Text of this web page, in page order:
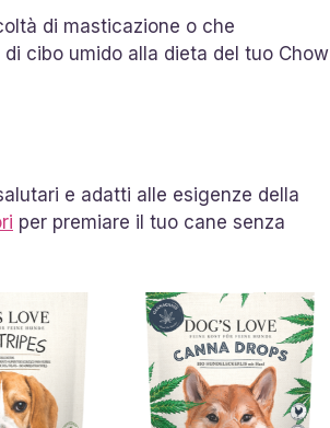
di masticazione o che
cibo umido alla dieta del tuo Chow
e adatti alle esigenze della
per premiare il tuo cane senza